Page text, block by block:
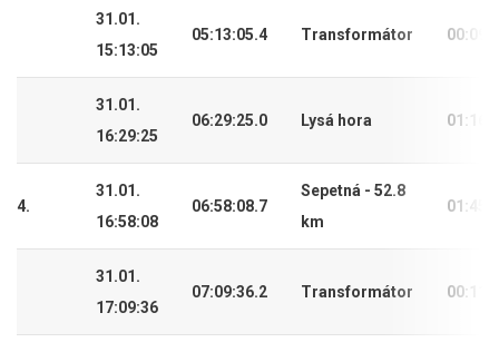
31.01.
15:13:05
05:13:05.4 Transformátor
31.01.
16:29:25
06:29:25.0 Lysá hora
4.
31.01.
16:58:08
06:58:08.7
Sepetná - 52.8
km
31.01.
17:09:36
07:09:36.2 Transformátor